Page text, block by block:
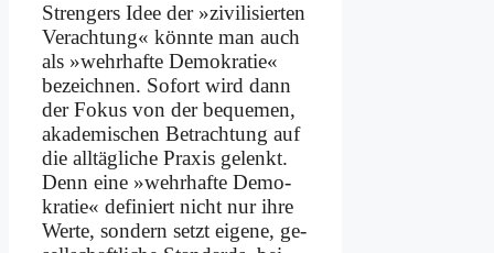
Stren­gers Idee der »zi­vi­li­sier­ten
Ver­ach­tung« könn­te man auch
als »wehr­haf­te De­mo­kra­tie«
be­zeich­nen. So­fort wird dann
der Fo­kus von der be­que­men,
aka­de­mi­schen Be­trach­tung auf
die all­täg­li­che Pra­xis ge­lenkt.
Denn ei­ne »wehr­haf­te De­mo­
kra­tie« de­fi­niert nicht nur ih­re
Wer­te, son­dern setzt ei­ge­ne, ge­